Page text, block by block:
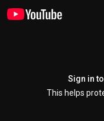
Sign in
This helps